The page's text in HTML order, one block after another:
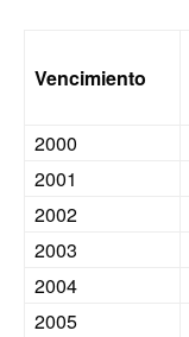
Vencimiento
2000
2001
2002
2003
2004
2005